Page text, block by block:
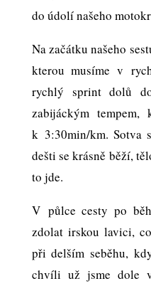
do údolí našeho
Na začátku našeho
kterou musíme v
rychlý sprint dolů
zabijáckým
k 3:30min/km. Sotva
dešti se krásně běží,
to jde.
V půlce cesty po
zdolat irskou lavici,
při delším seběhu,
chvíli už jsme dole